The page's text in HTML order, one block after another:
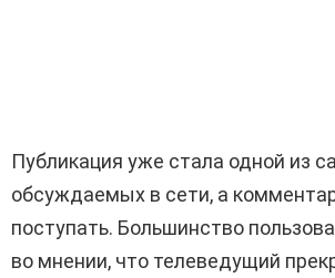
Публикация уже стала одной из
обсуждаемых в сети, а
поступать. Большинство
во мнении, что телеведущий